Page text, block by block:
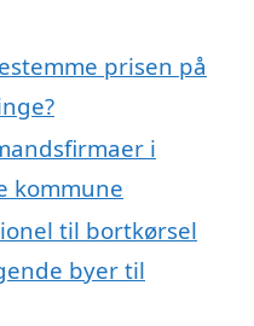
prisen på
i
kommune
til bortkørsel
byer til